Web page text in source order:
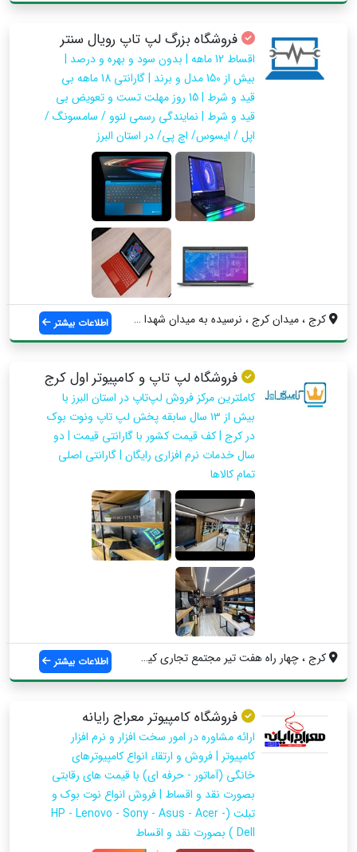
فروشگاه بزرگ لپ تاپ رویال سنتر
اقساط 12 ماهه | بدون سود و بهره و درصد |
بیش از 150 مدل و برند | گارانتی 18 ماهه بی
قید و شرط | 15 روز مهلت تست و تعویض بی
قید و شرط | نمایندگی رسمی لنوو / سامسونگ /
اپل / ایسوس/ اچ پی/ در استان البرز
کرج ، میدان کرج ، نرسیده به میدان شهدا ،... اطلاعات بیشتر
فروشگاه لپ تاپ و کامپیوتر اول کرج
کاملترین مرکز فروش لپ‌تاپ در استان البرز با
بیش از ۱۳ سال سابقه پخش لپ تاپ ونوت بوک
در کرج | کف قیمت کشور با گارانتی قیمت | دو
سال خدمات نرم افزاری رایگان | گارانتی اصلی
تمام کالاها
کرج ، چهار راه هفت تیر مجتمع تجاری کیش و... اطلاعات بیشتر
فروشگاه کامپیوتر معراج رایانه
ارائه مشاوره در امور سخت افزار و نرم افزار
کامپیوتر | فروش و ارتقاء انواع کامپیوترهای
خانگی (آماتور - حرفه ای) با قیمت های رقابتی
بصورت نقد و اقساط | فروش انواع نوت بوک و
تبلت (HP - Lenovo - Sony - Asus - Acer -
Dell ) بصورت نقد و اقساط